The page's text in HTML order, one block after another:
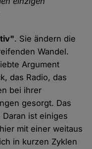
. Sie ändern die
Wandel.
Argument
das Radio, das
bei ihrer
gesorgt. Das
ist einiges
mit einer weitaus
in kurzen Zyklen